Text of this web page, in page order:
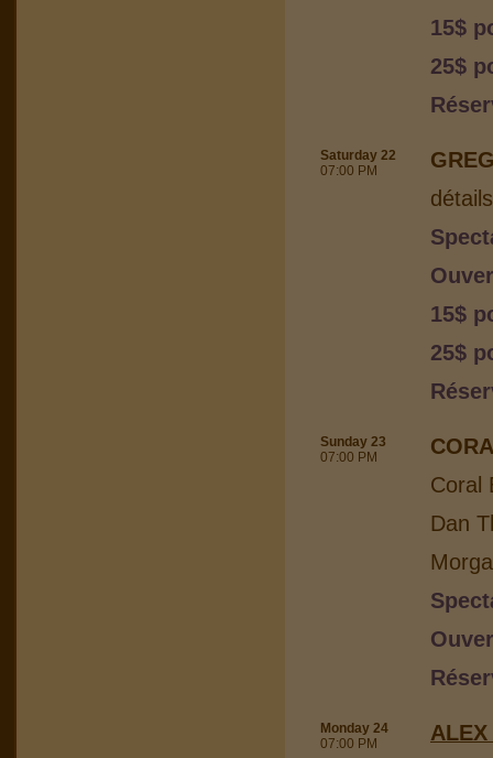
15$
25$
Saturday 22
07:00 PM
15$
25$
Sunday 23
07:00 PM
Coral
Dan
Monday 24
07:00 PM